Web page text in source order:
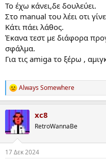
Το έχω κάνει,δε δουλεύει.
Στο manual του λέει οτι
Κάτι πάει λάθος.
Έκανα τεστ με διάφορα
σφάλμα.
Για τις amiga το ξέρω ,
R
e
t
i
s
Always Somewhere
xc8
RetroWannaBe
17 Δεκ 2024